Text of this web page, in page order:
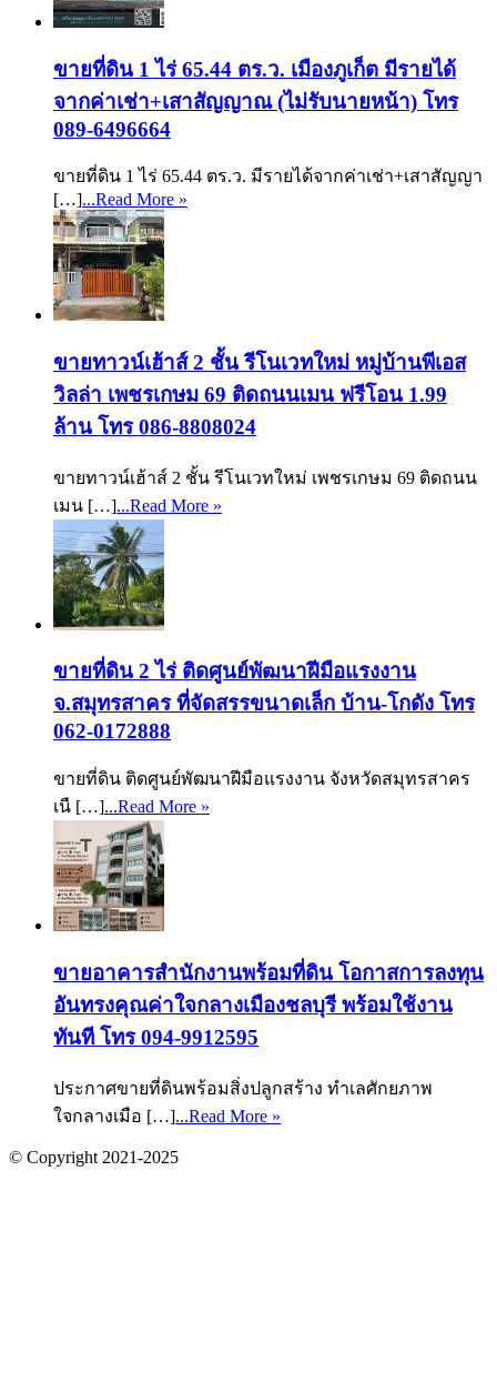
ขายที่ดิน 1 ไร่ 65.44 ตร.ว. เมืองภูเก็ต มีรายได้
จากค่าเช่า+เสาสัญญาณ (ไม่รับนายหน้า) โทร
089-6496664
ขายที่ดิน 1 ไร่ 65.44 ตร.ว. มีรายได้จากค่าเช่า+เสาสัญญา
[…]...Read More »
ขายทาวน์เฮ้าส์ 2 ชั้น รีโนเวทใหม่ หมู่บ้านพีเอส
วิลล่า เพชรเกษม 69 ติดถนนเมน ฟรีโอน 1.99
ล้าน โทร 086-8808024
ขายทาวน์เฮ้าส์ 2 ชั้น รีโนเวทใหม่ เพชรเกษม 69 ติดถนน
เมน […]...Read More »
ขายที่ดิน 2 ไร่ ติดศูนย์พัฒนาฝีมือแรงงาน
จ.สมุทรสาคร ที่จัดสรรขนาดเล็ก บ้าน-โกดัง โทร
062-0172888
ขายที่ดิน ติดศูนย์พัฒนาฝีมือแรงงาน จังหวัดสมุทรสาคร
เนื […]...Read More »
ขายอาคารสำนักงานพร้อมที่ดิน โอกาสการลงทุน
อันทรงคุณค่าใจกลางเมืองชลบุรี พร้อมใช้งาน
ทันที โทร 094-9912595
ประกาศขายที่ดินพร้อมสิ่งปลูกสร้าง ทำเลศักยภาพ
ใจกลางเมือ […]...Read More »
© Copyright 2021-2025